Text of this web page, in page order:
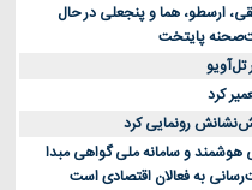
ارسطو، هما و پنجعلی در حال
پایتخت
کرد
رونمایی کرد
هوشمند و سامانه ملی گواهی مبدا
به فعالان اقتصادی است